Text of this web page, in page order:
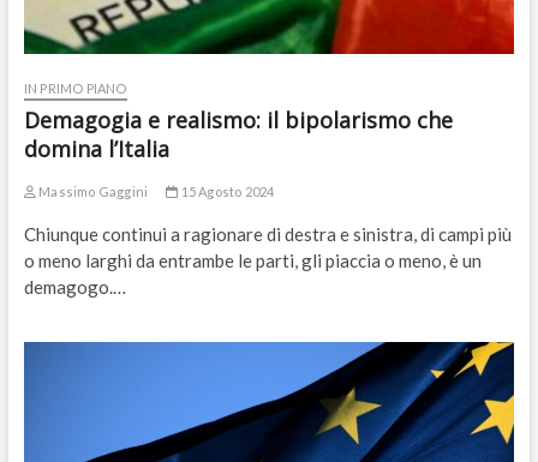
IN PRIMO PIANO
Demagogia e realismo: il bipolarismo che
domina l’Italia
Massimo Gaggini 15 Agosto 2024
Chiunque continui a ragionare di destra e sinistra, di campi più
o meno larghi da entrambe le parti, gli piaccia o meno, è un
demagogo.…